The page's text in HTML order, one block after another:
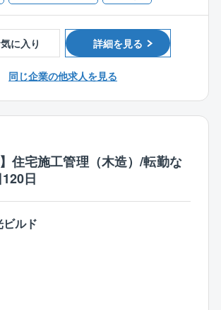
工管理職。
場を効率的に管理できるよう、施工管
ム『ANDPAD』を導入。
なくても、いつでもどこでもスケジュ
握が可能なため、移動に時間を取られ
や機能性などを考慮しながら、外観内
成・確認申請等を行います。
＞
月～半年間のOJT研修を通じて業務を習
や打ち合わせ時のポイントを学びま
行
トレースなど簡単な業務からスター
のサポート
1年で独り立ちが可能。
ルに応じた業務をお任せします。
叶えるやりがい◆
てたい」というお客様の理想を叶えら
ご経験
務店・インテリア業界でのご経験
に入り 詳細を見る
同じ企業の他求人を見る
】住宅施工管理（木造）/転勤な
日
ルド